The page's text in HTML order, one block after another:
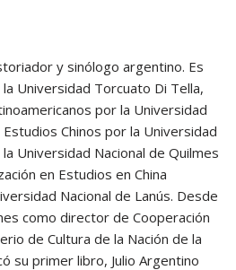
y sinólogo argentino. Es
Universidad Torcuato Di Tella,
por la Universidad
Chinos por la Universidad
Universidad Nacional de Quilmes
en Estudios en China
Nacional de Lanús. Desde
como director de Cooperación
de Cultura de la Nación de la
su primer libro, Julio Argentino